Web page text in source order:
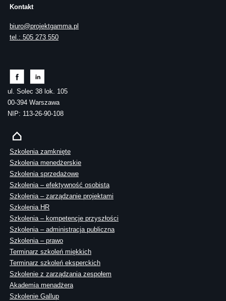
Kontakt
biuro@projektgamma.pl
tel.: 505 273 550
ul. Solec 38 lok. 105
00-394 Warszawa
NIP: 113-26-90-108
Szkolenia zamknięte
Szkolenia menedżerskie
Szkolenia sprzedażowe
Szkolenia – efektywność osobista
Szkolenia – zarządzanie projektami
Szkolenia HR
Szkolenia – kompetencje przyszłości
Szkolenia – administracja publiczna
Szkolenia – prawo
Terminarz szkoleń miękkich
Terminarz szkoleń eksperckich
Szkolenie z zarządzania zespołem
Akademia menadżera
Szkolenie Gallup